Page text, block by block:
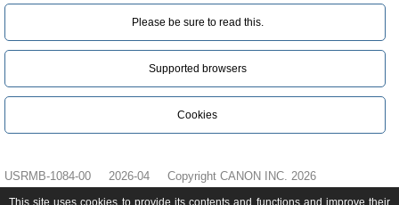
Please be sure to read this.‎
Supported browsers
Cookies
USRMB-1084-00 2026-04 Copyright CANON INC. 2026
This site uses cookies to provide its contents and functions and improve their